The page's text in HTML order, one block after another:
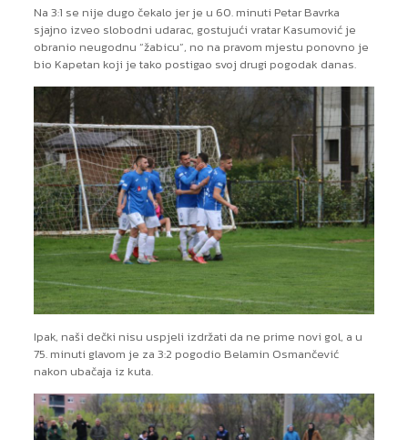
Na 3:1 se nije dugo čekalo jer je u 60. minuti Petar Bavrka
sjajno izveo slobodni udarac, gostujući vratar Kasumović je
obranio neugodnu “žabicu”, no na pravom mjestu ponovno je
bio Kapetan koji je tako postigao svoj drugi pogodak danas.
Ipak, naši dečki nisu uspjeli izdržati da ne prime novi gol, a u
75. minuti glavom je za 3:2 pogodio Belamin Osmančević
nakon ubačaja iz kuta.